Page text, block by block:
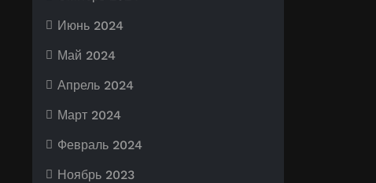
Июнь 2024
Май 2024
Апрель 2024
Март 2024
Февраль 2024
Ноябрь 2023